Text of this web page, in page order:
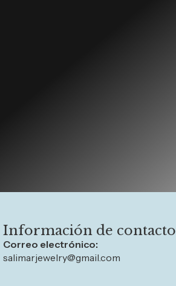
Información de contacto
Correo electrónico:
salimarjewelry@gmail.com